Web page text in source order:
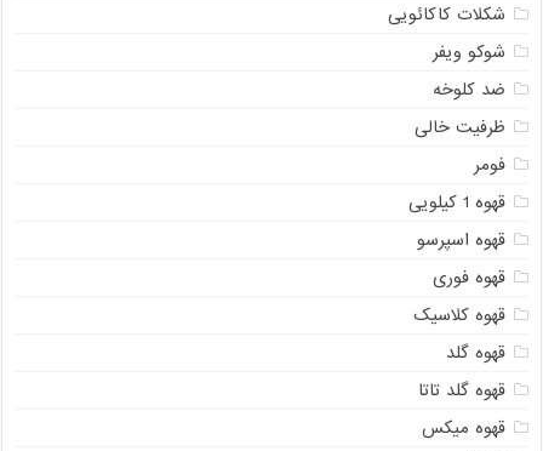
شکلات کاکائویی
شوکو ویفر
ضد کلوخه
ظرفیت خالی
فومر
قهوه 1 کیلویی
قهوه اسپرسو
قهوه فوری
قهوه کلاسیک
قهوه گلد
قهوه گلد تاتا
قهوه میکس